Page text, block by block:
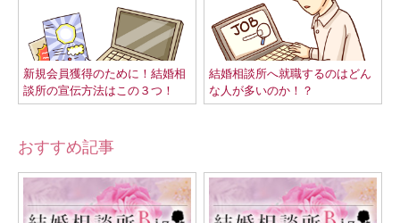
新規会員獲得のために！結婚相
談所の宣伝方法はこの３つ！
結婚相談所へ就職するのはどん
な人が多いのか！？
おすすめ記事